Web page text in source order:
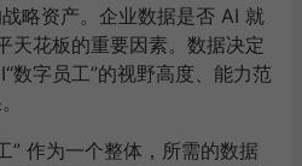
略资产。企业数据是否 AI 就
天花板的重要因素。数据决定
数字员工”的视野高度、能力范
” 作为一个整体，所需的数据